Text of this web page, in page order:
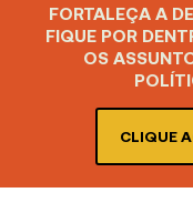
FORTALEÇA A
FIQUE POR
OS
CLIQUE